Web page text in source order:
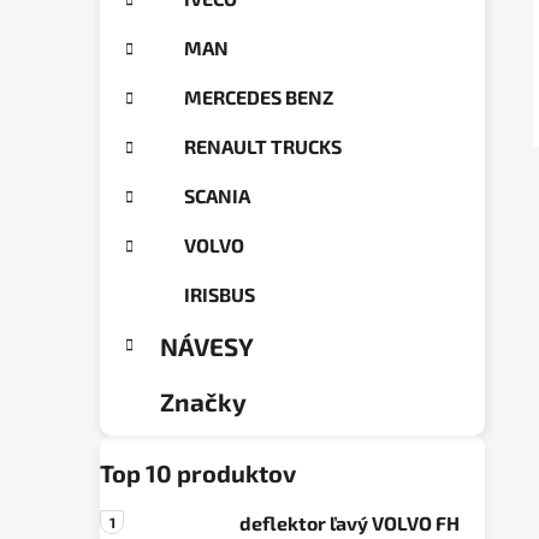
MAN
MERCEDES BENZ
RENAULT TRUCKS
SCANIA
VOLVO
IRISBUS
NÁVESY
Značky
Top 10 produktov
deflektor ľavý VOLVO FH